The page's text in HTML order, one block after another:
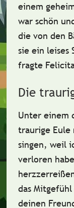
einem
war schön
die von den
sie ein leises
fragte
Die
Unter einem
traurige Eule
singen, weil
verloren
das Mitgefühl
deinen